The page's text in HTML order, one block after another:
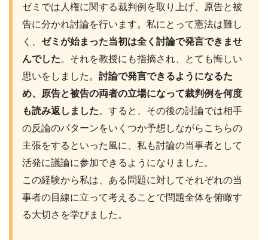
ゼミでは人権に関する裁判例を取り上げ、原告と被
告に分かれ討論を行います。私にとって憲法は難し
く、 ゼミが始まった当初は全く討論で発言できませ
んでした。それを教授にも指摘され、とても悔しい
思いをしました。 討論で発言できるようになるた
め、原告と被告の両者の立場になって裁判例を何度
も読み返しました。すると、その後の討論では相手
の反論のパターンをいくつか予想しながらこちらの
主張をするといった風に、私も討論の当事者として
活発に議論に参加できるようになりました。
この経験から私は、ある問題に対してそれぞれの当
事者の目線に立って考えることで問題全体を俯瞰す
る大切さを学びました。